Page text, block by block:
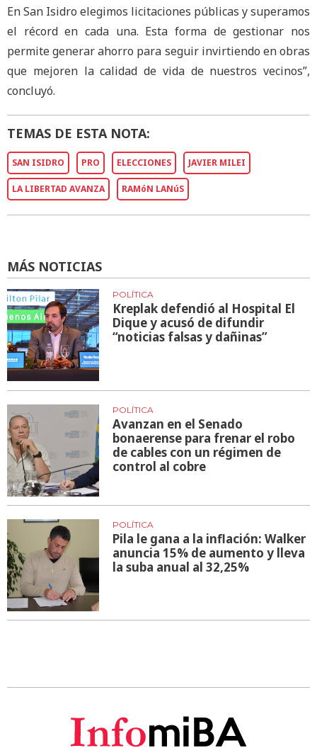
En San Isidro elegimos licitaciones públicas y superamos
el récord en cada una. Esta forma de gestionar nos
permite generar ahorro para seguir invirtiendo en obras
que mejoren la calidad de vida de nuestros vecinos”,
concluyó.
TEMAS DE ESTA NOTA:
SAN ISIDRO PRO ELECCIONES JAVIER MILEI
LA LIBERTAD AVANZA RAMóN LANúS
MÁS NOTICIAS
POLÍTICA
Kreplak defendió al Hospital El
Dique y acusó de difundir
“noticias falsas y dañinas”
POLÍTICA
Avanzan en el Senado
bonaerense para frenar el robo
de cables con un régimen de
control al cobre
POLÍTICA
Pila le gana a la inflación: Walker
anuncia 15% de aumento y lleva
la suba anual al 32,25%